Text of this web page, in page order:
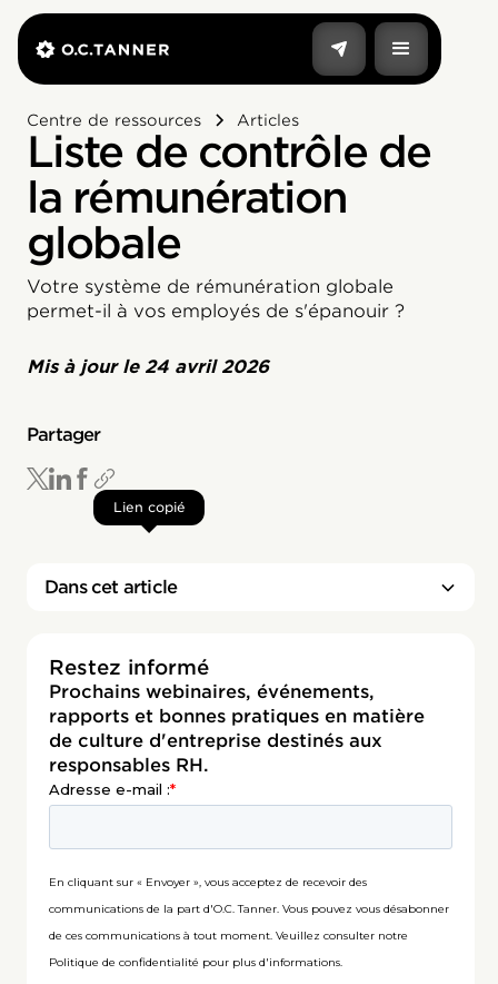
Centre de ressources Articles
Liste de contrôle de
la rémunération
globale
Votre système de rémunération globale
permet-il à vos employés de s'épanouir ?
Mis à jour le 24 avril 2026
Partager
Lien copié
Dans cet article
Restez informé
Prochains webinaires, événements,
rapports et bonnes pratiques en matière
de culture d'entreprise destinés aux
responsables RH.